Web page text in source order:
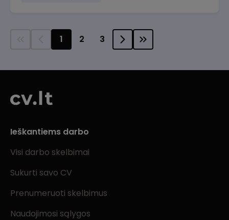
1 2 3
Ieškantiems darbo
Visi darbo skelbimai
Sukurti savo CV
Prenumeruoti skelbimus
Naudojimosi sąlygos